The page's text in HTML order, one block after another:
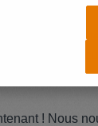
familiale
et une
continue
! Nous